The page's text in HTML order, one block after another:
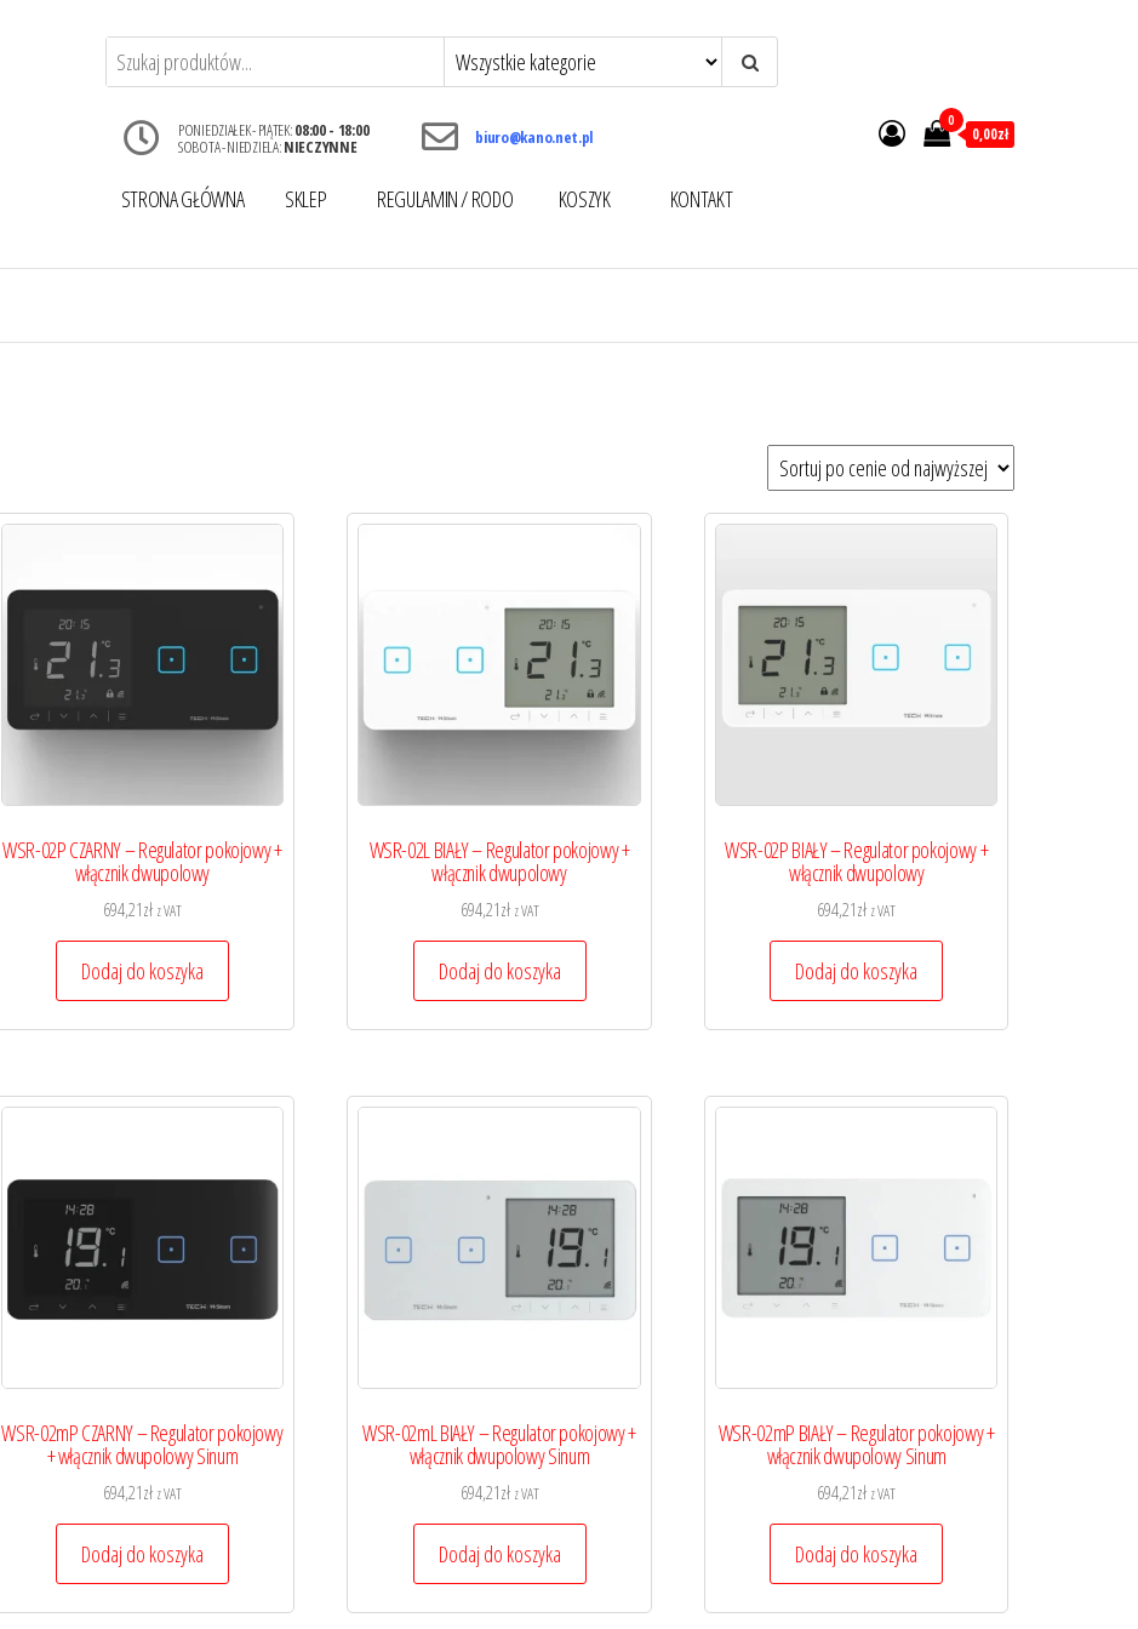
PONIEDZIAŁEK - PIĄTEK:08:00 - 18:00
SOBOTA - NIEDZIELA:NIECZYNNE biuro@kano.net.pl
STRONA GŁÓWNA SKLEP REGULAMIN / RODO KOSZYK KONTAKT
0
0,00zł
WSR-02P CZARNY – Regulator pokojowy +
włącznik dwupolowy
694,21zł z VAT
Dodaj do koszyka
WSR-02L BIAŁY – Regulator pokojowy +
włącznik dwupolowy
694,21zł z VAT
Dodaj do koszyka
WSR-02P BIAŁY – Regulator pokojowy +
włącznik dwupolowy
694,21zł z VAT
Dodaj do koszyka
WSR-02mP CZARNY – Regulator pokojowy
+ włącznik dwupolowy Sinum
694,21zł z VAT
Dodaj do koszyka
WSR-02mL BIAŁY – Regulator pokojowy +
włącznik dwupolowy Sinum
694,21zł z VAT
Dodaj do koszyka
WSR-02mP BIAŁY – Regulator pokojowy +
włącznik dwupolowy Sinum
694,21zł z VAT
Dodaj do koszyka